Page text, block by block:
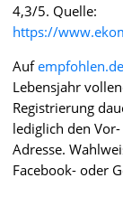
4,3/5. Quelle:
https://
Aufempfohlen.de
Lebensjahr
Registrierung
lediglich den
Adresse.
Facebook- oder